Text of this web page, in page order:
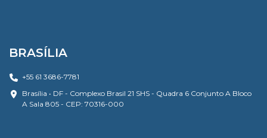
BRASÍLIA
+55 61 3686-7781
Brasília • DF - Complexo Brasil 21 SHS - Quadra 6 Conjunto A Bloco
A Sala 805 - CEP: 70316-000